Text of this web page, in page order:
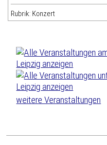
Rubrik: Konzert
weitere Veranstaltungen